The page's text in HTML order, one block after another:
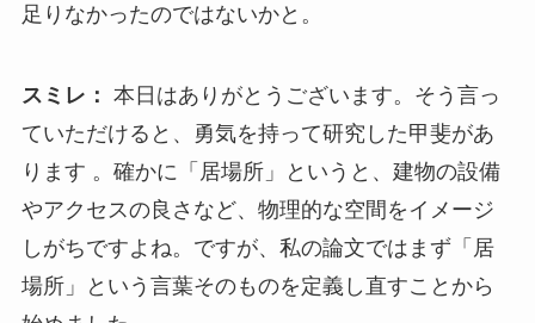
足りなかったのではないかと。
スミレ： 本日はありがとうございます。そう言っ
ていただけると、勇気を持って研究した甲斐があ
ります 。確かに「居場所」というと、建物の設備
やアクセスの良さなど、物理的な空間をイメージ
しがちですよね。ですが、私の論文ではまず「居
場所」という言葉そのものを定義し直すことから